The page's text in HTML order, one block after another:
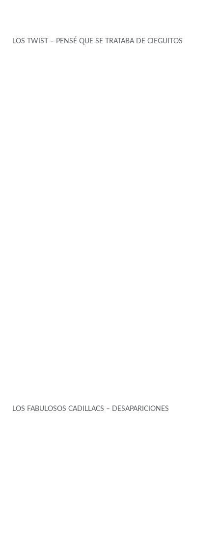
LOS TWIST – PENSÉ QUE SE TRATABA DE CIEGUITOS
LOS FABULOSOS CADILLACS – DESAPARICIONES